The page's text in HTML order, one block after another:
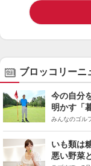
ブロッコリーニ
今の自分
明かす「
ゴルフ千
みんなのゴル
いも類は
悪い野菜